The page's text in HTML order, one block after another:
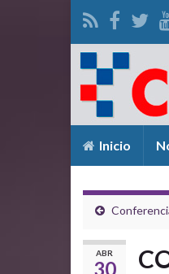
Inicio
ABR
30